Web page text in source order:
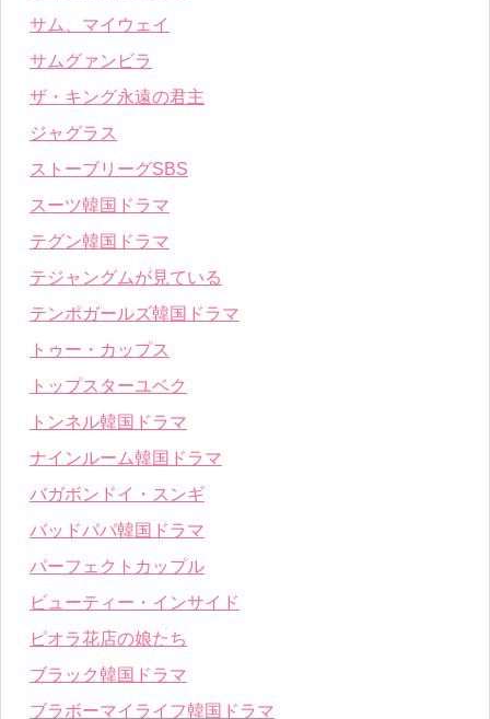
サム、マイウェイ
サムグァンビラ
ザ・キング永遠の君主
ジャグラス
ストーブリーグSBS
スーツ韓国ドラマ
テグン韓国ドラマ
テジャングムが見ている
テンポガールズ韓国ドラマ
トゥー・カップス
トップスターユベク
トンネル韓国ドラマ
ナインルーム韓国ドラマ
バガボンドイ・スンギ
バッドパパ韓国ドラマ
パーフェクトカップル
ビューティー・インサイド
ピオラ花店の娘たち
ブラック韓国ドラマ
ブラボーマイライフ韓国ドラマ